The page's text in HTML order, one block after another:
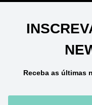
Receba as últimas